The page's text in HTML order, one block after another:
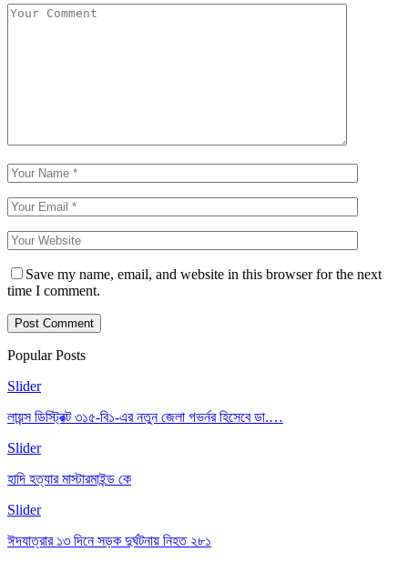
Save my name, email, and website in this browser for the next
time I comment.
Popular Posts
Slider
লায়ন্স ডিস্ট্রিক্ট ৩১৫-বি১-এর নতুন জেলা গভর্নর হিসেবে ডা.…
Slider
হাদি হত্যার মাস্টারমাইন্ড কে
Slider
ঈদযাত্রার ১৩ দিনে সড়ক দুর্ঘটনায় নিহত ২৮১